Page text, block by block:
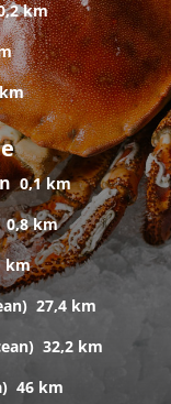
km
0,1 km
0,8 km
km
27,4 km
32,2 km
46 km